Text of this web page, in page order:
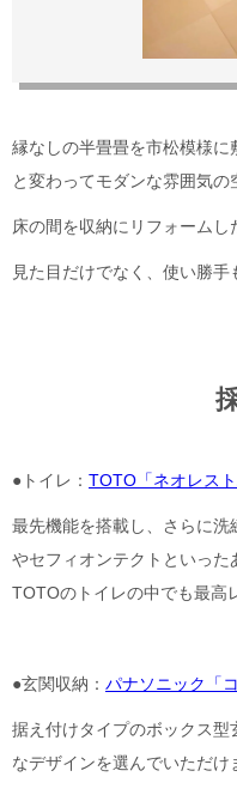
縁なしの半畳畳を市松模様に
と変わってモダンな雰囲気の
床の間を収納にリフォームし
見た目だけでなく、使い勝手
●トイレ： TOTO「ネオレスト
最先機能を搭載し、さらに
やセフィオンテクトといった
TOTOのトイレの中でも最高
●玄関収納： パナソニック「
据え付けタイプのボックス
なデザインを選んでいただけ